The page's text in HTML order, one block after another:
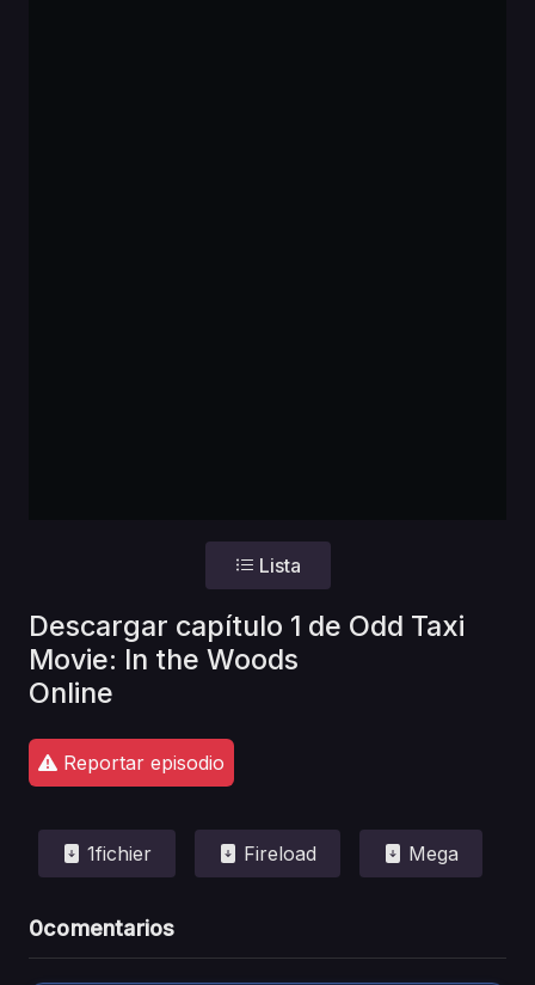
Lista
Descargar capítulo 1 de Odd Taxi
Movie: In the Woods
Online
Reportar episodio
1fichier Fireload Mega
0comentarios